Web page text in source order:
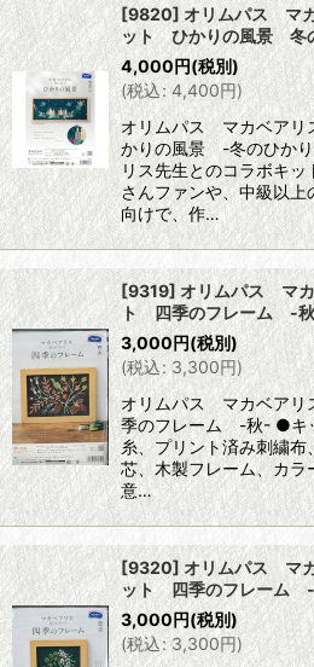
[9820] オリムパス マ
ット ひかりの風景 冬
4,000円(税別)
(税込: 4,400円)
オリムパス マカベア
かりの風景 -冬のひか
リス先生とのコラボキ
さんファンや、中級以上
向けで、作…
[9319] オリムパス マ
ト 四季のフレーム -
3,000円(税別)
(税込: 3,300円)
オリムパス マカベア
季のフレーム -秋- ●キ
糸、プリント済み刺繍
芯、木製フレーム、カ
意…
[9320] オリムパス マ
ット 四季のフレーム
3,000円(税別)
(税込: 3,300円)